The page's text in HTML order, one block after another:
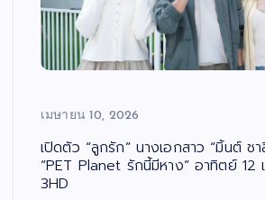
เมษายน 10, 2026
เปิดตัว “ลูกรัก” นางเอกสาว “มิ้นต์ ชา
“PET Planet รักนี้มีหาง” อาทิตย์ 12
3HD